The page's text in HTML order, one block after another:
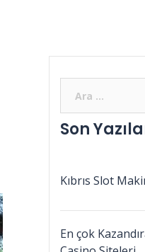
Son
Kıbrıs Slot
En çok